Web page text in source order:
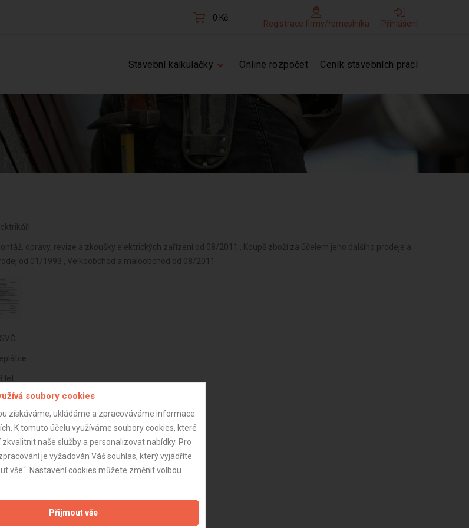
0 Kč
Registrace firmy/řemeslníka Přihlášení
Stavební kalkulačky Online rozpočet Ceník stavebních prací
opravy, revize a zkoušky elektrických zařízení od 08/2011 , Koupě zboží za účelem jeho dalšího prodeje a
od 01/1993 , Velkoobchod a maloobchod od 08/2011
let
soubory cookies
získáváme, ukládáme a zpracováváme informace
K tomuto účelu využíváme soubory cookies, které
naše služby a personalizovat nabídky. Pro
je vyžadován Váš souhlas, který vyjádříte
vše“. Nastavení cookies můžete změnit volbou
Přijmout vše